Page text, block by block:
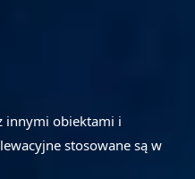
innymi obiektami i
stosowane są w